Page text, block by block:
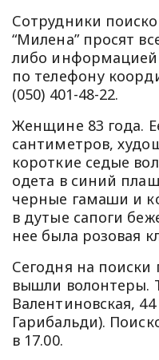
Сотрудники
“Милена” просят
либо
по телефону
(050) 401-48-22.
Женщине 83 года.
сантиметров,
короткие седые
одета в синий
черные гамаши и
в дутые сапоги
нее была розовая
Сегодня на
вышли волонтеры.
Валентиновская,
Гарибальди).
в 17.00.